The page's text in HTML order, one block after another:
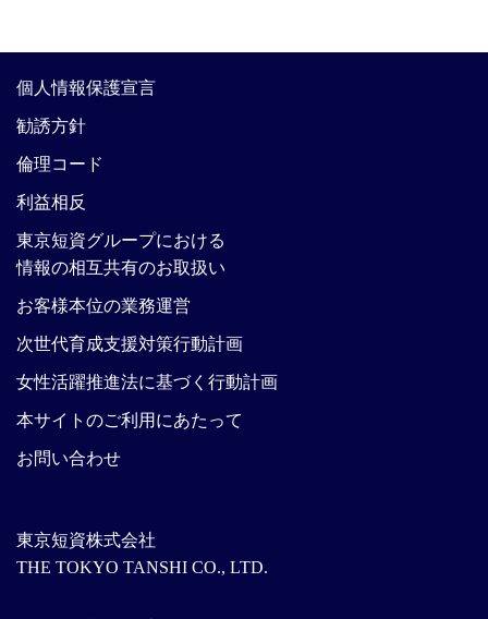
東京短資株式会社
THE TOKYO TANSHI CO., LTD.
個人情報保護宣言
勧誘方針
倫理コード
利益相反
東京短資グループにおける
情報の相互共有のお取扱い
お客様本位の業務運営
次世代育成支援対策行動計画
女性活躍推進法に基づく行動計画
本サイトのご利用にあたって
お問い合わせ